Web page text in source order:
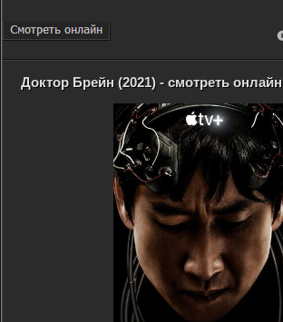
Доктор Брейн (2021) - смотреть онлайн